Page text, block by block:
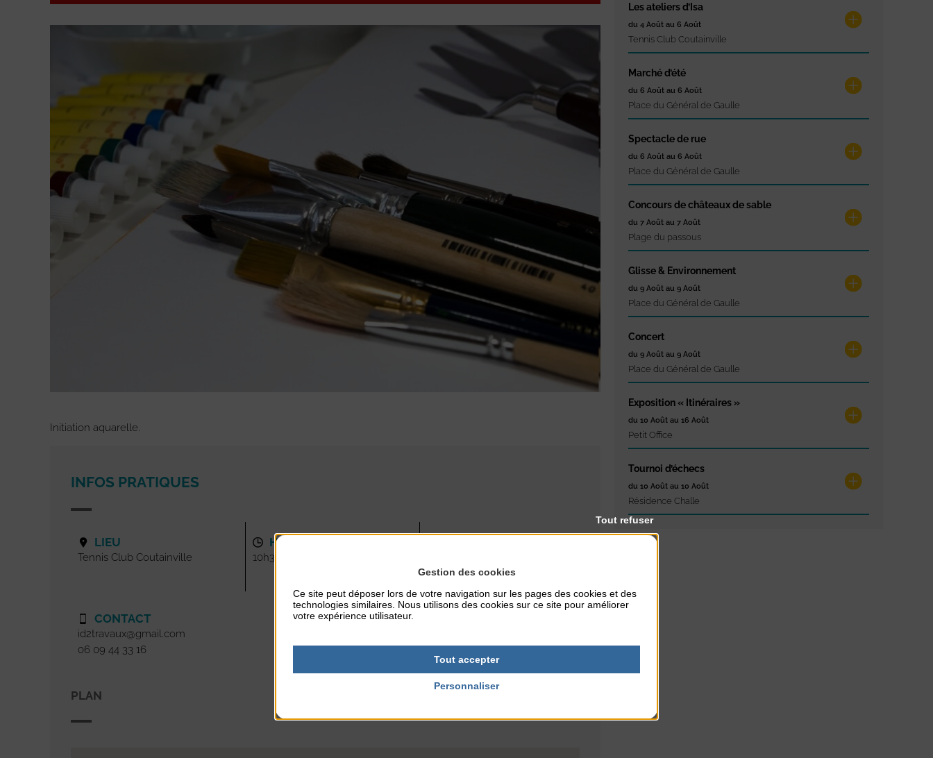
Initiation aquarelle.
INFOS PRATIQUES
LIEU
Tennis Club Coutainville
CONTACT
id2travaux@gmail.com
06 09 44 33 16
HORAIRES
10h30-12h
PLAN
Les ateliers d’Isa
du 4 Août au 6 Août
Tennis Club Coutainville
Marché d’été
du 6 Août au 6 Août
Place du Général de Gaulle
Spectacle de rue
du 6 Août au 6 Août
Place du Général de Gaulle
Concours de châteaux de sable
du 7 Août au 7 Août
Plage du passous
Glisse & Environnement
du 9 Août au 9 Août
Place du Général de Gaulle
Concert
du 9 Août au 9 Août
Place du Général de Gaulle
Exposition « Itinéraires »
du 10 Août au 16 Août
Petit Office
Tournoi d’échecs
du 10 Août au 10 Août
Résidence Challe
Gestion des cookies
Ce site peut déposer lors de votre navigation sur les pages des cookies et des
technologies similaires. Nous utilisons des cookies sur ce site pour améliorer
votre expérience utilisateur.
Tout accepter
Tout refuser
Personnaliser